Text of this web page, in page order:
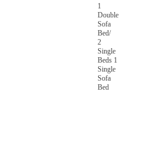
1
Double
Sofa
Bed/
2
Single
Beds 1
Single
Sofa
Bed